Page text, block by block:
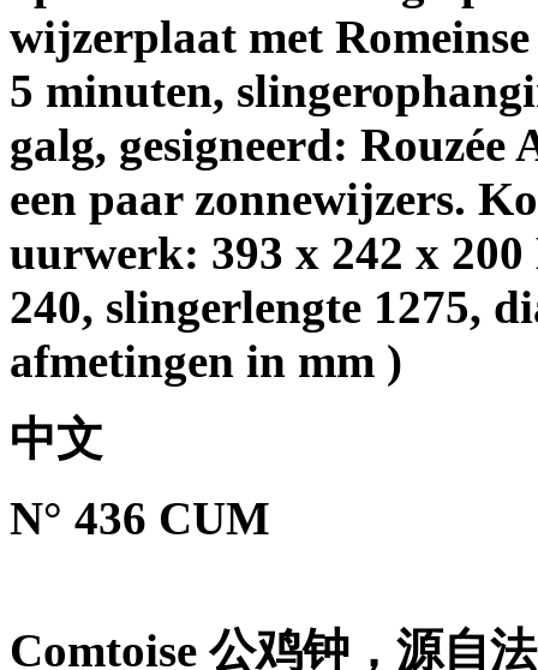
wijzerplaat met
5 minuten,
galg, gesigneerd:
een paar zonnewijzers.
uurwerk: 393 x 242 x
240, slingerlengte 1275,
afmetingen in mm )
中文
N° 436 CUM
Comtoise 公鸡钟，源自